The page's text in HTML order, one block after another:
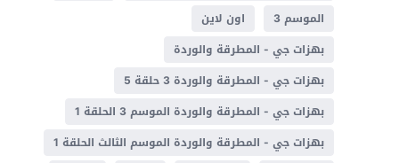
الموسم 3
اون لاين
بهزات جي - المطرقة والوردة
بهزات جي - المطرقة والوردة 3 حلقة 5
بهزات جي - المطرقة والوردة الموسم 3 الحلقة 1
بهزات جي - المطرقة والوردة الموسم الثالث الحلقة 1